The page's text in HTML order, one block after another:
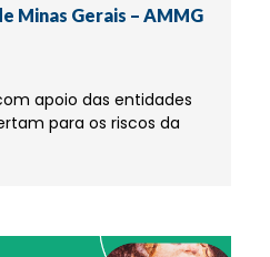
Minas Gerais – AMMG
apoio das entidades
para os riscos da